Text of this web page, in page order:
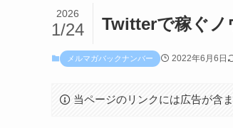
Twitterで稼ぐノ
2026
1/24
メルマガバックナンバー 2022年6月6日
当ページのリンクには広告が含